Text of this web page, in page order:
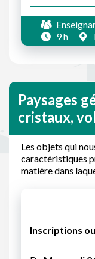
9 h
Paysages
cristaux,
Les objets qui
caractéristiques
matière dans
Inscriptions